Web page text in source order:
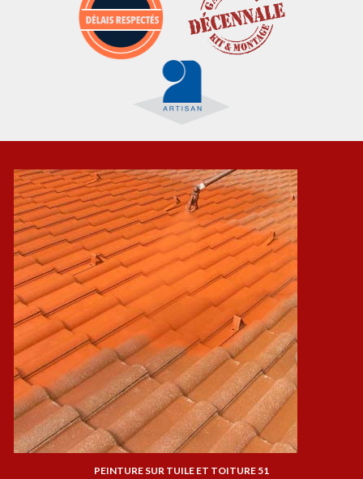
PEINTURE SUR TUILE ET TOITURE 51